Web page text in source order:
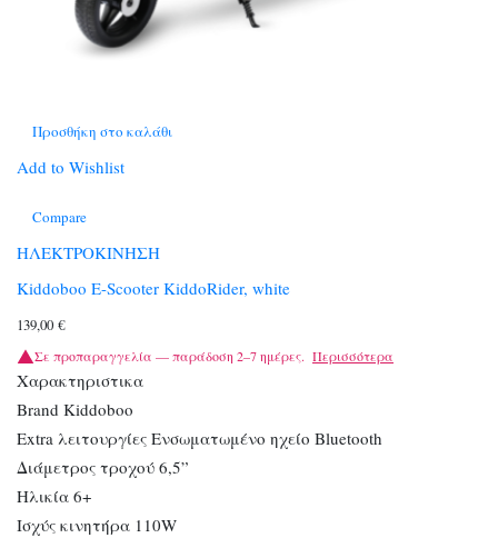
Προσθήκη στο καλάθι
Add to Wishlist
Compare
ΗΛΕΚΤΡΟΚΙΝΗΣΗ
Kiddoboo Ε-Scooter KiddoRider, white
139,00 €
Σε προπαραγγελία — παράδοση 2–7 ημέρες. Περισσότερα
Χαρακτηριστικα
Brand Kiddoboo
Extra λειτουργίες Ενσωματωμένο ηχείο Bluetooth
Διάμετρος τροχού 6,5”
Ηλικία 6+
Ισχύς κινητήρα 110W